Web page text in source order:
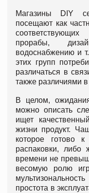
Магазины DIY
посещают как
прорабы,
водоснабжению и
этих групп
различаться в
также различиями
В целом,
можно описать
ищет
жизни продукт.
которое готово
распаковки, либо
времени не
весомую ролю
простота в